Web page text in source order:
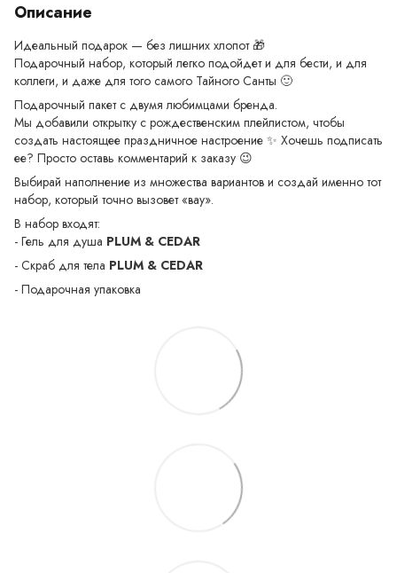
Описание
Идеальный подарок — без лишних хлопот 🎁
Подарочный набор, который легко подойдет и для бести, и для
коллеги, и даже для того самого Тайного Санты 🙂
Подарочный пакет с двумя любимцами бренда.
Мы добавили открытку с рождественским плейлистом, чтобы
создать настоящее праздничное настроение ✨ Хочешь подписать
ее? Просто оставь комментарий к заказу 😉
Выбирай наполнение из множества вариантов и создай именно тот
набор, который точно вызовет «вау».
В набор входят:
- Гель для душа PLUM & CEDAR
- Скраб для тела PLUM & CEDAR
- Подарочная упаковка